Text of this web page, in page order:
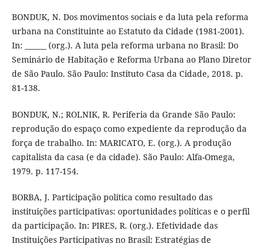
BONDUK, N. Dos movimentos sociais e da luta pela reforma
urbana na Constituinte ao Estatuto da Cidade (1981-2001).
In: ______ (org.). A luta pela reforma urbana no Brasil: Do
Seminário de Habitação e Reforma Urbana ao Plano Diretor
de São Paulo. São Paulo: Instituto Casa da Cidade, 2018. p.
81-138.
BONDUK, N.; ROLNIK, R. Periferia da Grande São Paulo:
reprodução do espaço como expediente da reprodução da
força de trabalho. In: MARICATO, E. (org.). A produção
capitalista da casa (e da cidade). São Paulo: Alfa-Omega,
1979. p. 117-154.
BORBA, J. Participação política como resultado das
instituições participativas: oportunidades políticas e o perfil
da participação. In: PIRES, R. (org.). Efetividade das
Instituições Participativas no Brasil: Estratégias de